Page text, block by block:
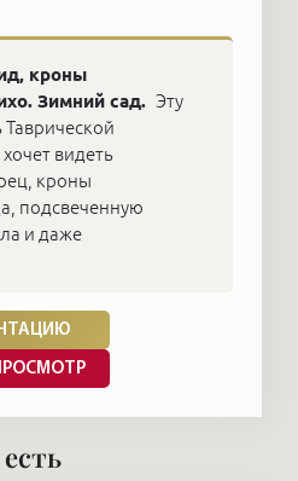
кроны
Зимний сад. Эту
видеть
кроны
подсвеченную
и даже